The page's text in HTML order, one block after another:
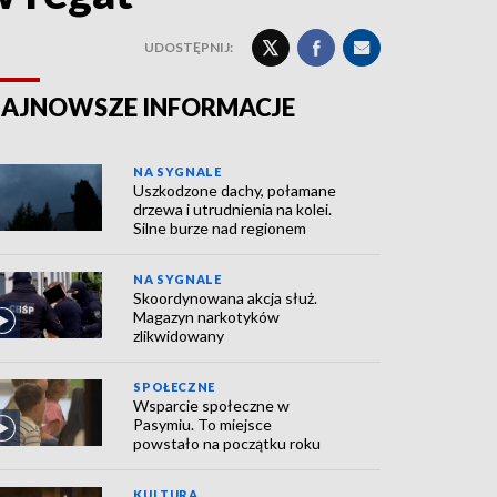
UDOSTĘPNIJ:
INFORMACJE
NA SYGNALE
Uszkodzone dachy, połamane
drzewa i utrudnienia na kolei.
Silne burze nad regionem
NA SYGNALE
Skoordynowana akcja służ.
Magazyn narkotyków
zlikwidowany
SPOŁECZNE
Wsparcie społeczne w
Pasymiu. To miejsce
powstało na początku roku